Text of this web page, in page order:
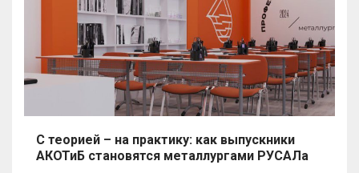
С теорией – на практику: как выпускники
АКОТиБ становятся металлургами РУСАЛа